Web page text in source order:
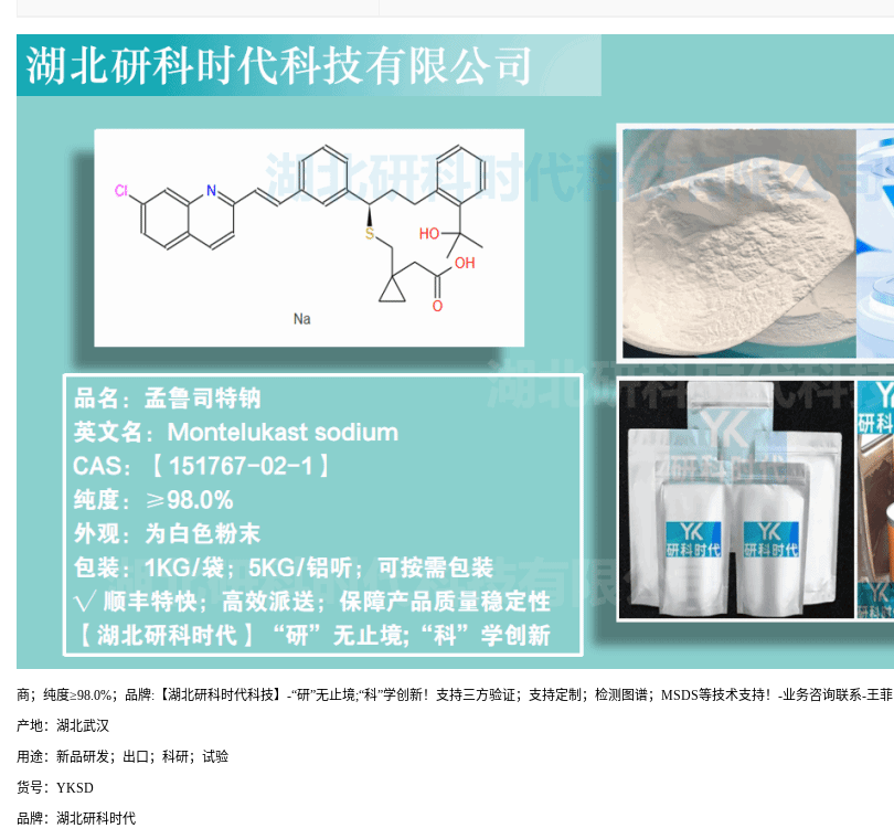
商；纯度≥98.0%；品牌:【湖北研科时代科技】-“研”无止境;“科”学创新！支持三方验证；支持定制；检测图谱；MSDS等技术支持！-业务咨询联系-王菲
产地：湖北武汉
用途：新品研发；出口；科研；试验
货号：YKSD
品牌：湖北研科时代